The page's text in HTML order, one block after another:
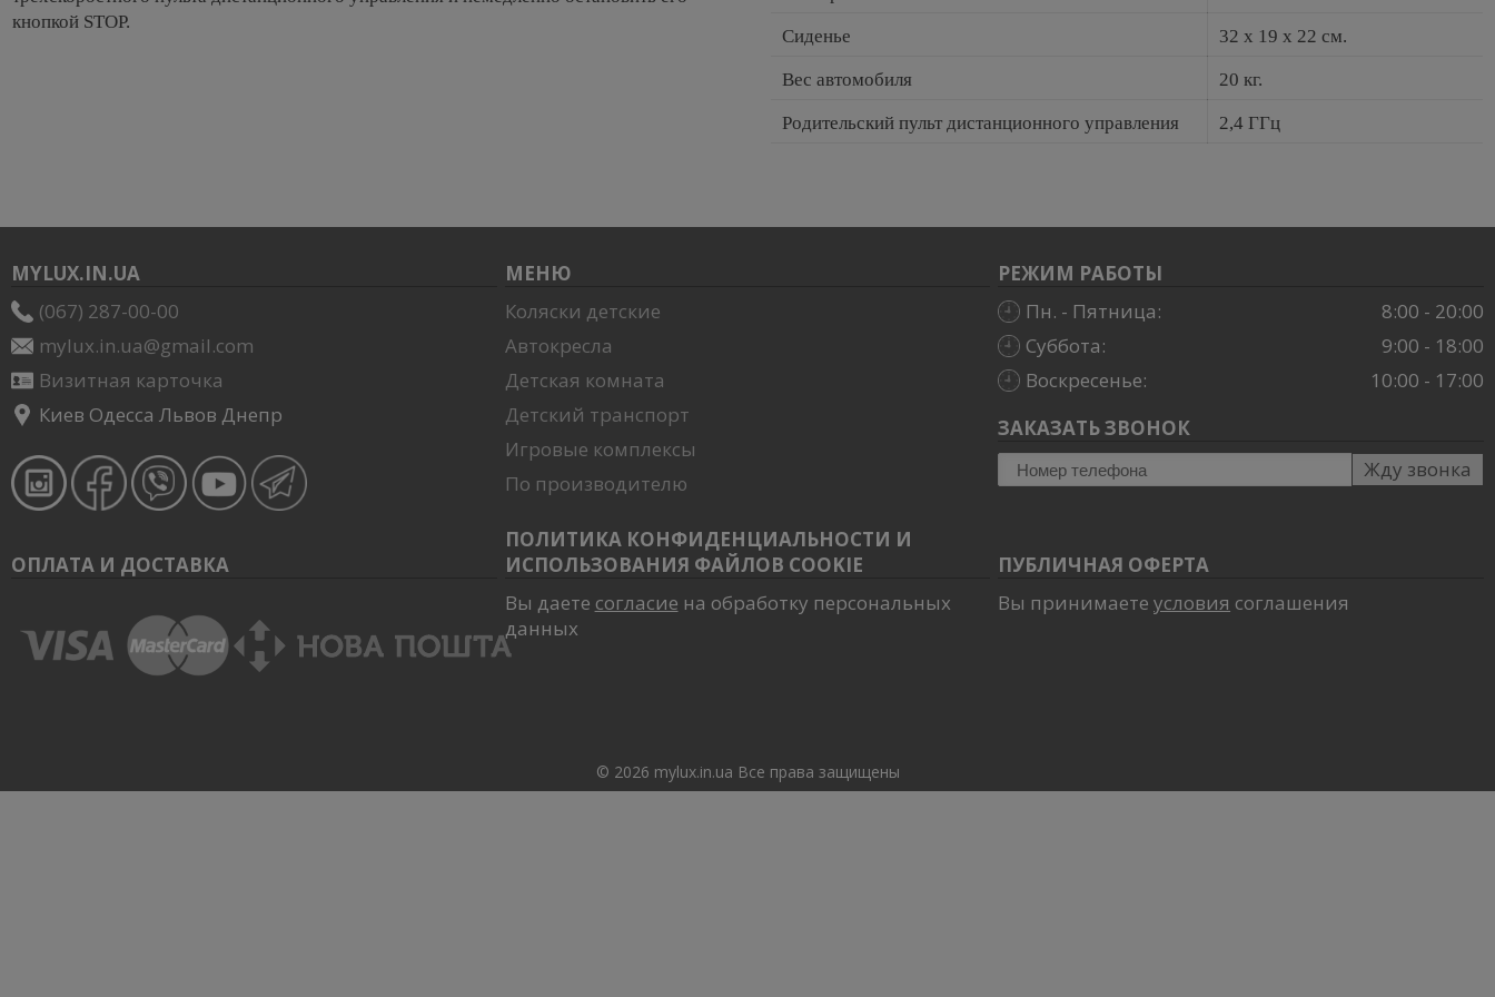
кнопкой STOP.
Сиденье 32 х 19 х 22 см.
Вес автомобиля 20 кг.
Родительский пульт дистанционного управления 2,4 ГГц
MYLUX.IN.UA
(067) 287-00-00
mylux.in.ua@gmail.com
Визитная карточка
Киев Одесса Львов Днепр
МЕНЮ
Коляски детские
Автокресла
Детская комната
Детский транспорт
Игровые комплексы
По производителю
РЕЖИМ РАБОТЫ
Пн. - Пятница:
8:00 - 20:00
Суббота:
9:00 - 18:00
Воскресенье:
10:00 - 17:00
ЗАКАЗАТЬ ЗВОНОК
Жду звонка
ОПЛАТА И ДОСТАВКА
ПОЛИТИКА КОНФИДЕНЦИАЛЬНОСТИ И
ИСПОЛЬЗОВАНИЯ ФАЙЛОВ COOKIE
Вы даете согласие на обработку персональных
данных
ПУБЛИЧНАЯ ОФЕРТА
Вы принимаетеусловия соглашения
© 2026 mylux.in.ua Все права защищены